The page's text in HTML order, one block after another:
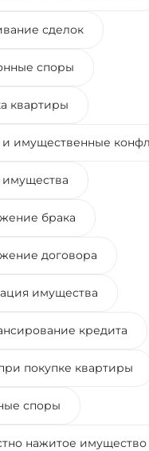
сделок
споры
квартиры
и имущественные
имущества
брака
договора
имущества
кредита
покупке квартиры
споры
нажитое имущество